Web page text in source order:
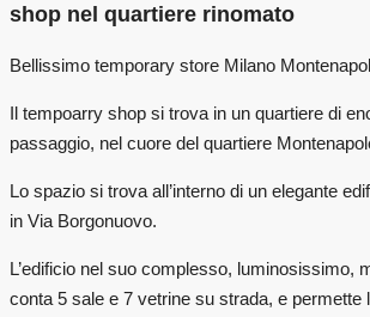
shop nel quartiere rinomato
Bellissimo temporary store Milano
Il tempoarry shop si trova in un quartiere di
passaggio, nel cuore del quartiere
Lo spazio si trova all’interno di un elegante
in Via Borgonuovo.
L’edificio nel suo complesso, luminosissimo,
conta 5 sale e 7 vetrine su strada, e permette